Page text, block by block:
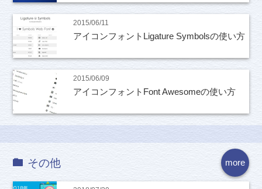
2015/06/11
アイコンフォントLigature Symbolsの使い方
2015/06/09
アイコンフォントFont Awesomeの使い方
more
その他